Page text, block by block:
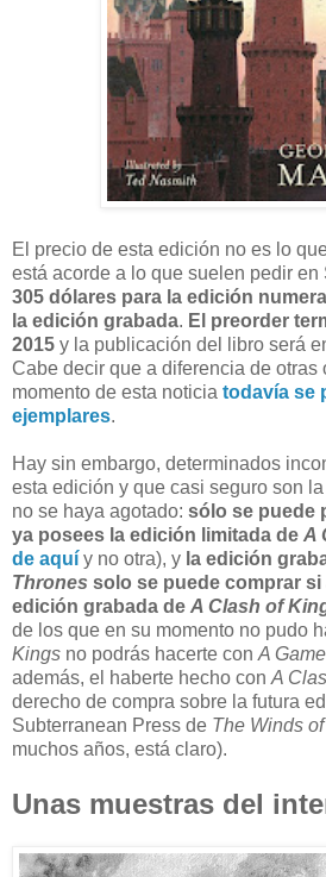
El precio de esta edición no es lo
está acorde a lo que suelen pedir en
305 dólares para la edición
la edición grabada. El preorder
2015 y la publicación del libro será
Cabe decir que a diferencia de otras
momento de esta noticia todavía se
ejemplares.
Hay sin embargo, determinados
esta edición y que casi seguro son
no se haya agotado: sólo se puede
ya posees la edición limitada de A
de aquí y no otra), y la edición
Thrones solo se puede comprar si
edición grabada de A Clash of
de los que en su momento no pudo
Kings no podrás hacerte con A
además, el haberte hecho con A
derecho de compra sobre la futura
Subterranean Press de The Winds
muchos años, está claro).
Unas muestras del